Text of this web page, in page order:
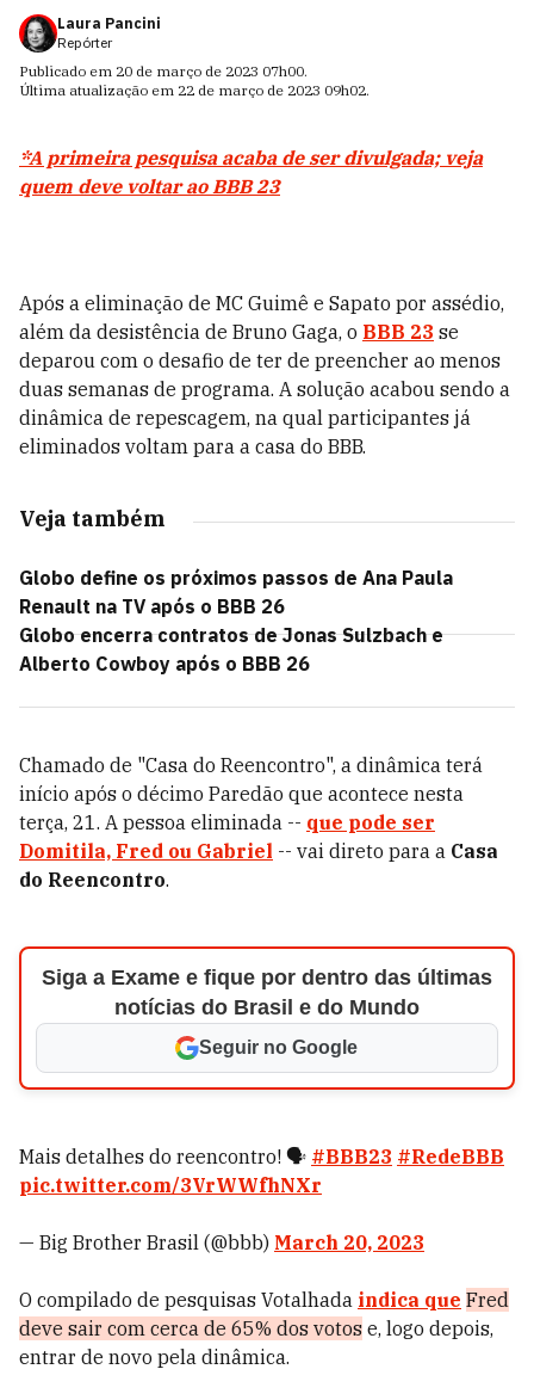
Laura Pancini
Repórter
Publicado em 20 de março de 2023 07h00.
Última atualização em 22 de março de 2023 09h02.
*A primeira pesquisa acaba de ser divulgada; veja
quem deve voltar ao BBB 23
Após a eliminação de MC Guimê e Sapato por assédio,
além da desistência de Bruno Gaga, o BBB 23 se
deparou com o desafio de ter de preencher ao menos
duas semanas de programa. A solução acabou sendo a
dinâmica de repescagem, na qual participantes já
eliminados voltam para a casa do BBB.
Veja também
Globo define os próximos passos de Ana Paula
Renault na TV após o BBB 26
Globo encerra contratos de Jonas Sulzbach e
Alberto Cowboy após o BBB 26
Chamado de "Casa do Reencontro", a dinâmica terá
início após o décimo Paredão que acontece nesta
terça, 21. A pessoa eliminada -- que pode ser
Domitila, Fred ou Gabriel -- vai direto para a Casa
do Reencontro.
Siga a Exame e fique por dentro das últimas
notícias do Brasil e do Mundo
Seguir no Google
Mais detalhes do reencontro! 🗣️ #BBB23 #RedeBBB
pic.twitter.com/3VrWWfhNXr
— Big Brother Brasil (@bbb) March 20, 2023
O compilado de pesquisas Votalhada indica que Fred
deve sair com cerca de 65% dos votos e, logo depois,
entrar de novo pela dinâmica.